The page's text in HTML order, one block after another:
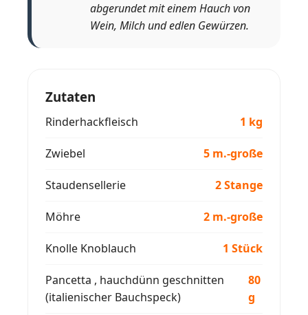
abgerundet mit einem Hauch von
Wein, Milch und edlen Gewürzen.
Zutaten
Rinderhackfleisch 1 kg
Zwiebel 5 m.-große
Staudensellerie 2 Stange
Möhre 2 m.-große
Knolle Knoblauch 1 Stück
Pancetta , hauchdünn geschnitten
(italienischer Bauchspeck)
80
g